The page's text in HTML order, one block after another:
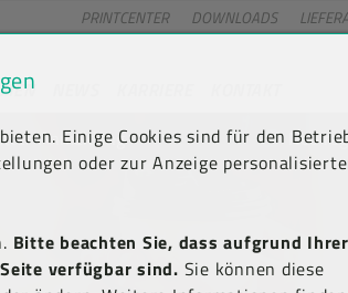
PRINTCENTER DOWNLOADS
Anmeldung Neu
Einige Cookies sind für den
oder zur Anzeige
Bitte beachten Sie, dass aufgrund Ihrer
verfügbar sind. Sie können diese